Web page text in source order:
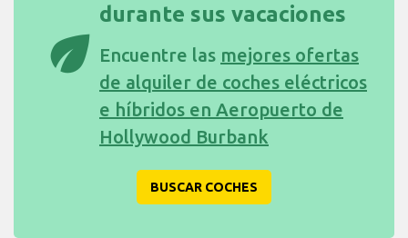
eco
durante sus vacaciones
Encuentre las mejores ofertas
de alquiler de coches eléctricos
e híbridos en Aeropuerto de
Hollywood Burbank
BUSCAR COCHES